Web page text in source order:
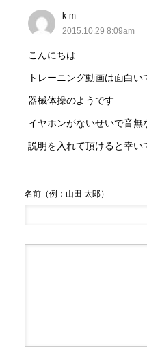
k-m
2015.10.29 8:09am
こんにちは
トレーニング動画は面白い
器械体操のようです
イヤホンがないせいで音無
説明を入れて頂けると幸い
名前（例：山田 太郎）